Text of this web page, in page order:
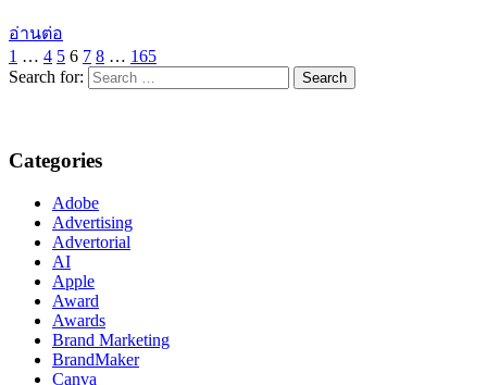
อ่านต่อ
1 … 4 5 6 7 8 … 165
Search for:
Categories
Adobe
Advertising
Advertorial
AI
Apple
Award
Awards
Brand Marketing
BrandMaker
Canva